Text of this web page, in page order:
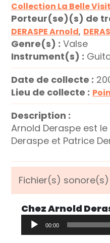
Collection La Belle
Porteur(se)(s) de
DERASPE Arnold,
Genre(s) : Valse
Instrument(s) :
Date de collecte :
Lieu de collecte :
Description :
Arnold Deraspe est
Deraspe et Patrice
Fichier(s) sonore(s)
Chez Arnold
Lecteur
audio
00:00